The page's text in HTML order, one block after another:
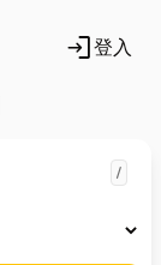
login登入
/